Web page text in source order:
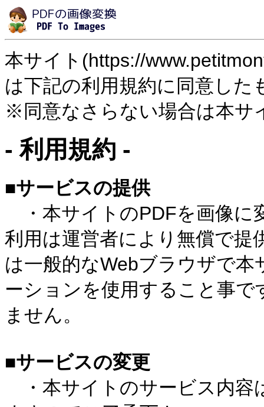
本サイト(https://
は下記の利用規約に同意した
※同意なさらない場合は本サ
- 利用規約 -
■サービスの提供
・本サイトのPDFを画像に
利用は運営者により無償で提
は一般的なWebブラウザで
ーションを使用すること事
ません。
■サービスの変更
・本サイトのサービス内容